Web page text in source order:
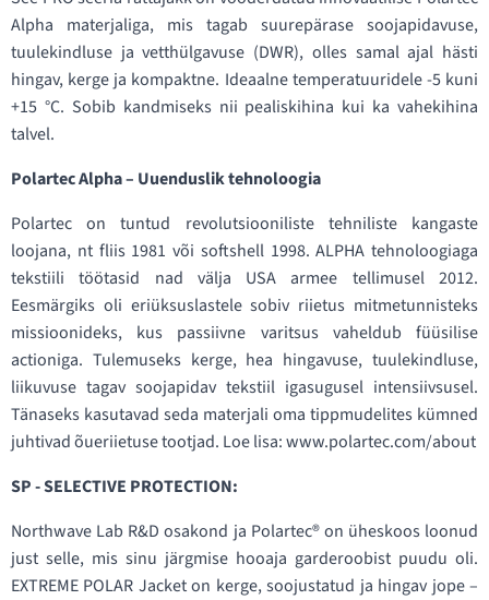
Alpha materjaliga, mis tagab suurepärase soojapidavuse,
tuulekindluse ja vetthülgavuse (DWR), olles samal ajal hästi
hingav, kerge ja kompaktne. Ideaalne temperatuuridele -5 kuni
+15 °C. Sobib kandmiseks nii pealiskihina kui ka vahekihina
talvel.
Polartec Alpha – Uuenduslik tehnoloogia
Polartec on tuntud revolutsiooniliste tehniliste kangaste
loojana, nt fliis 1981 või softshell 1998. ALPHA tehnoloogiaga
tekstiili töötasid nad välja USA armee tellimusel 2012.
Eesmärgiks oli eriüksuslastele sobiv riietus mitmetunnisteks
missioonideks, kus passiivne varitsus vaheldub füüsilise
actioniga. Tulemuseks kerge, hea hingavuse, tuulekindluse,
liikuvuse tagav soojapidav tekstiil igasugusel intensiivsusel.
Tänaseks kasutavad seda materjali oma tippmudelites kümned
juhtivad õueriietuse tootjad. Loe lisa: www.polartec.com/about
SP - SELECTIVE PROTECTION:
Northwave Lab R&D osakond ja Polartec® on üheskoos loonud
just selle, mis sinu järgmise hooaja garderoobist puudu oli.
EXTREME POLAR Jacket on kerge, soojustatud ja hingav jope –